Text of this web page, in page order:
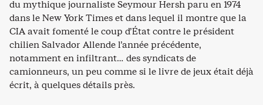
du mythique journaliste Seymour Hersh paru en 1974
dans le New York Times et dans lequel il montre que la
CIA avait fomenté le coup d’État contre le président
chilien Salvador Allende l’année précédente,
notamment en infiltrant… des syndicats de
camionneurs, un peu comme si le livre de jeux était déjà
écrit, à quelques détails près.